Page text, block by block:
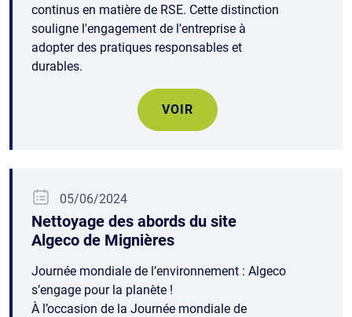
continus en matière de RSE. Cette distinction
souligne l'engagement de l'entreprise à
adopter des pratiques responsables et
durables.
VOIR
05/06/2024
Nettoyage des abords du site
Algeco de Mignières
Journée mondiale de l’environnement : Algeco
s’engage pour la planète !
À l’occasion de la Journée mondiale de